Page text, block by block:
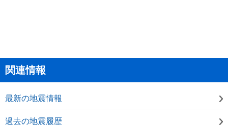
関連情報
最新の地震情報
過去の地震履歴